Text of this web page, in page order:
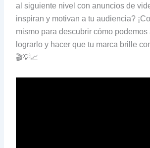
al siguiente nivel con anuncios de
inspiran y motivan a tu audiencia?
mismo para descubrir cómo podemos
lograrlo y hacer que tu marca brille
🎬💡📈